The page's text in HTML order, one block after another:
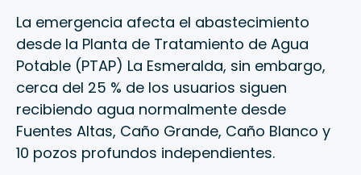
La emergencia afecta el abastecimiento
desde la Planta de Tratamiento de Agua
Potable (PTAP) La Esmeralda, sin embargo,
cerca del 25 % de los usuarios siguen
recibiendo agua normalmente desde
Fuentes Altas, Caño Grande, Caño Blanco y
10 pozos profundos independientes.